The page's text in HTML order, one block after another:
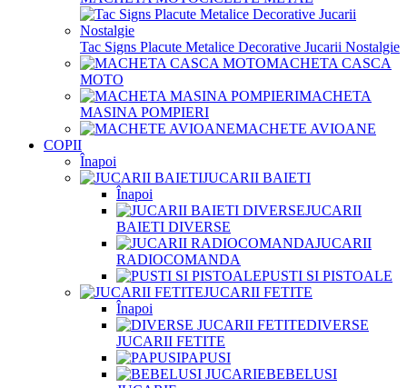
Tac Signs Placute Metalice Decorative Jucarii Nostalgie
MACHETA CASCA
MOTO
MACHETA
MASINA POMPIERI
MACHETE AVIOANE
COPII
Înapoi
JUCARII BAIETI
Înapoi
JUCARII
BAIETI DIVERSE
JUCARII
RADIOCOMANDA
PUSTI SI PISTOALE
JUCARII FETITE
Înapoi
DIVERSE
JUCARII FETITE
PAPUSI
BEBELUSI